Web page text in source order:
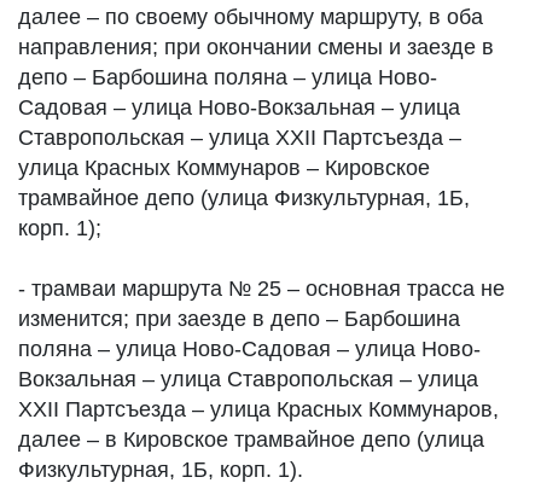
далее – по своему обычному маршруту, в оба
направления; при окончании смены и заезде в
депо – Барбошина поляна – улица Ново-
Садовая – улица Ново-Вокзальная – улица
Ставропольская – улица XXII Партсъезда –
улица Красных Коммунаров – Кировское
трамвайное депо (улица Физкультурная, 1Б,
корп. 1);
- трамваи маршрута № 25 – основная трасса не
изменится; при заезде в депо – Барбошина
поляна – улица Ново-Садовая – улица Ново-
Вокзальная – улица Ставропольская – улица
XXII Партсъезда – улица Красных Коммунаров,
далее – в Кировское трамвайное депо (улица
Физкультурная, 1Б, корп. 1).